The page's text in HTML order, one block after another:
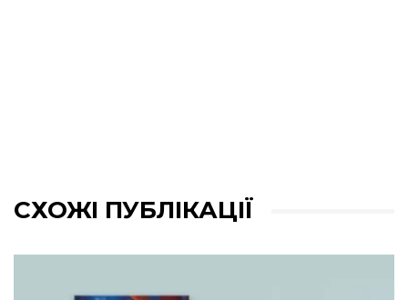
СХОЖІ ПУБЛІКАЦІЇ